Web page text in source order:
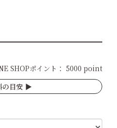
SHOPポイント： 5000 point
の目安 ▶︎